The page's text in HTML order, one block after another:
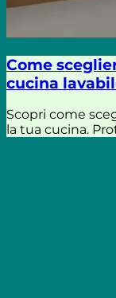
Come
cucina
Scopri come
la tua cucina.